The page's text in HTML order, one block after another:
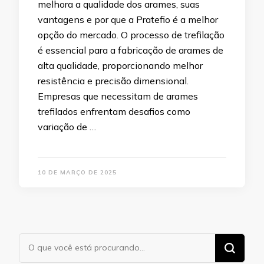
melhora a qualidade dos arames, suas
vantagens e por que a Pratefio é a melhor
opção do mercado. O processo de trefilação
é essencial para a fabricação de arames de
alta qualidade, proporcionando melhor
resistência e precisão dimensional.
Empresas que necessitam de arames
trefilados enfrentam desafios como
variação de …
10 DE MARÇO DE 2025
Procurando
algo?